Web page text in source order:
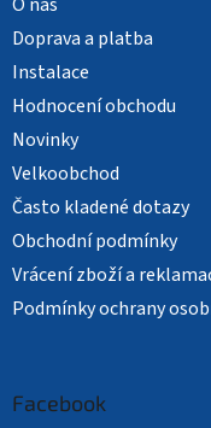
Doprava a platba
Instalace
Hodnocení obchodu
Novinky
Velkoobchod
Často kladené dotazy
Obchodní podmínky
Vrácení zboží a
Podmínky ochrany
Facebook